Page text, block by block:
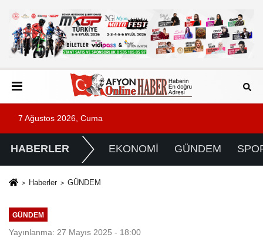
7 Ağustos 2026, Cuma
HABERLER EKONOMİ GÜNDEM
Haberler GÜNDEM
GÜNDEM
Yayınlanma: 27 Mayıs 2025 - 18:00